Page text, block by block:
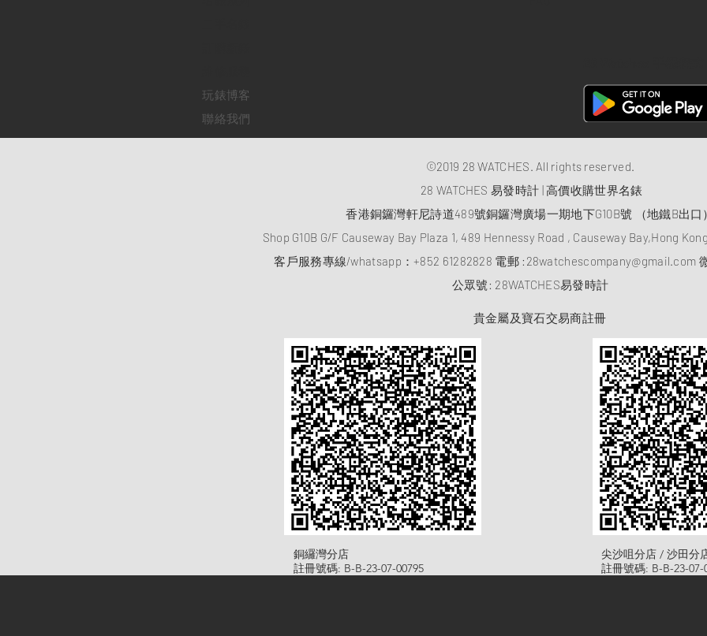
玩錶博客
聯絡我們
©2019 28 WATCHES. All rights reserved.
28 WATCHES 易發時計 | 高價收購世界名錶
香港銅鑼灣軒尼詩道489號銅鑼灣廣場一期地下G10B號 （地鐵B出口）
Shop G10B G/F Causeway Bay Plaza 1, 489 Hennessy Road , Causeway Bay,Hong Kong
客戶服務專線/whatsapp：+852 61282828 電郵 : 28watchescompany@gmail.com
​公眾號: 28WATCHES易發時計
貴金屬及寶石交易商註冊
​銅纙灣分店
註冊號碼: B-B-23-07-00795
尖沙咀分店 / 沙田分
註冊號碼: B-B-23-07-